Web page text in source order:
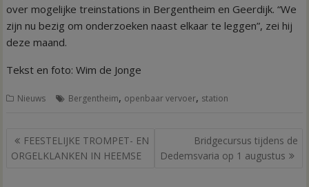
over mogelijke treinstations in Bergentheim en Geerdijk. “We
zijn nu bezig om onderzoeken naast elkaar te leggen”, zei hij
deze maand.
Tekst en foto: Wim de Jonge
Nieuws Bergentheim, openbaar vervoer, station
Bericht
navigatie
FEESTELIJKE TROMPET- EN
ORGELKLANKEN IN HEEMSE
Bridgecursus tijdens de
Dedemsvaria op 1 augustus